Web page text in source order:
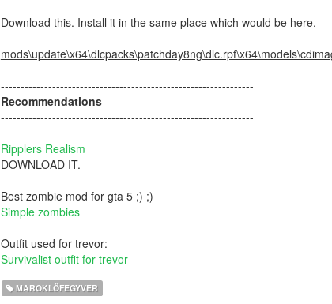
Download this. Install it in the same place which would be here.
----------------------------------------------------------------
Recommendations
----------------------------------------------------------------
Ripplers Realism
DOWNLOAD IT.
Best zombie mod for gta 5 ;) ;)
Simple zombies
Outfit used for trevor:
Survivalist outfit for trevor
MAROKLŐFEGYVER